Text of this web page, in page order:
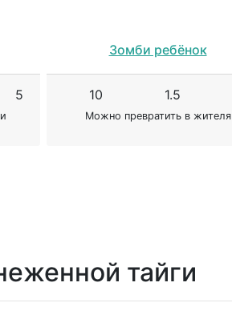
5
Зомби ребёнок
10 1.5
Можно превратить в жителя
тайги